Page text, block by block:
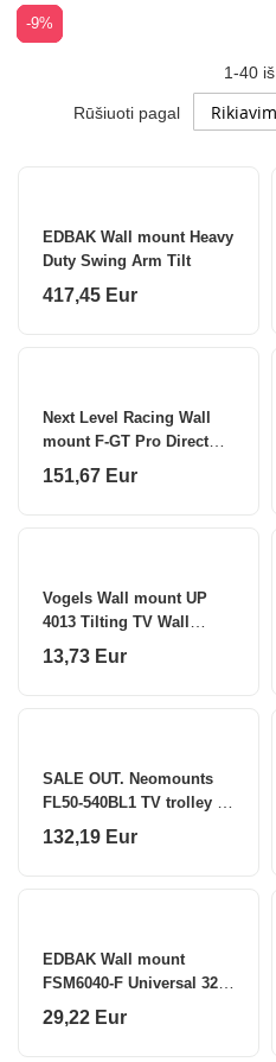
1-40iš
Rūšiuoti pagal
EDBAK Wall mount Heavy
Duty Swing Arm Tilt
417,45 Eur
Next Level Racing Wall
mount F-GT Pro Direct
Monitor Mount 2.0 27-49 "
151,67 Eur
Vogels Wall mount UP
4013 Tilting TV Wall
Mount M 32-65 "
13,73 Eur
SALE OUT. Neomounts
FL50-540BL1 TV trolley -
37-70" - max 50 kg -
manual h 128,5-145 cm -
132,19 Eur
EDBAK Wall mount
FSM6040-F Universal 32-
75 "
29,22 Eur
-5%
-5%
-9%
-9%